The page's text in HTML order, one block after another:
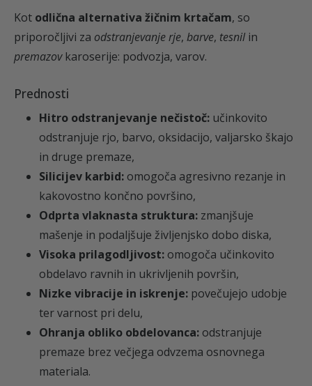
Kot odlična alternativa žičnim krtačam, so
priporočljivi za odstranjevanje rje, barve, tesnil in
premazovkaroserije: podvozja, varov.
Prednosti
Hitro odstranjevanje nečistoč: učinkovito
odstranjuje rjo, barvo, oksidacijo, valjarsko škajo
in druge premaze,
Silicijev karbid: omogoča agresivno rezanje in
kakovostno končno površino,
Odprta vlaknasta struktura: zmanjšuje
mašenje in podaljšuje življenjsko dobo diska,
Visoka prilagodljivost: omogoča učinkovito
obdelavo ravnih in ukrivljenih površin,
Nizke vibracije in iskrenje: povečujejo udobje
ter varnost pri delu,
Ohranja obliko obdelovanca: odstranjuje
premaze brez večjega odvzema osnovnega
materiala.